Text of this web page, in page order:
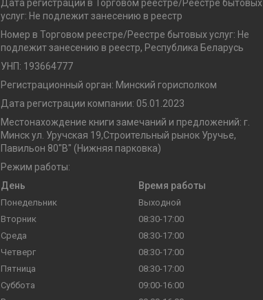
Дата регистрации в Торговом реестре/Реестре бытовых
услуг: Не подлежит занесению в реестр
Номер в Торговом реестре/Реестре бытовых услуг: Не
подлежит занесению в реестр, Республика Беларусь
УНП: 193664777
Регистрационный орган: Минский горисполком
Дата регистрации компании: 05.01.2023
Местонахождение книги замечаний и предложений: г.
Минск ул. Уручская 19,Строительный рынок Уручье,
Павильон 80"В" (Нижняя парковка)
Режим работы:
День
Время работы
Понедельник
Выходной
Вторник
08:30-17:00
Среда
08:30-17:00
Четверг
08:30-17:00
Пятница
08:30-17:00
Суббота
09:00-16:00